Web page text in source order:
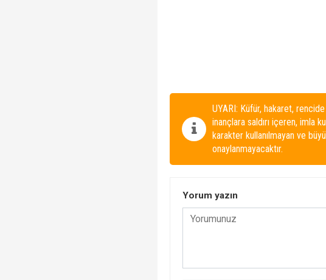
UYARI: Küfür, hakaret,
inançlara saldırı içeren, imla
karakter kullanılmayan ve
onaylanmayacaktır.
Yorum yazın